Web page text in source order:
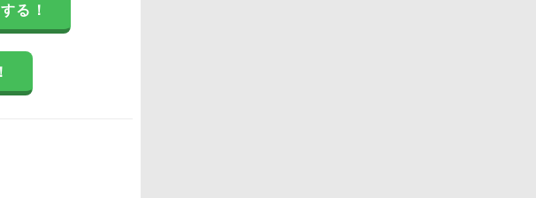
る！